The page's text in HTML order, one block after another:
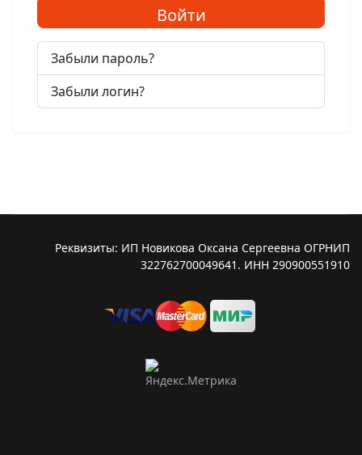
Войти
Забыли пароль?
Забыли логин?
Реквизиты: ИП Новикова Оксана Сергеевна ОГРНИП
322762700049641. ИНН 290900551910